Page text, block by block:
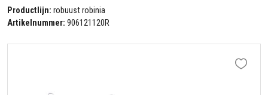
Productlijn: robuust robinia
Artikelnummer: 906121120R